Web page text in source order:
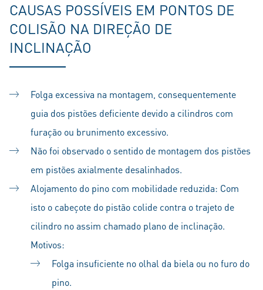
CAUSAS POSSÍVEIS EM PONTOS DE
COLISÃO NA DIREÇÃO DE
INCLINAÇÃO
Folga excessiva na montagem, consequentemente
guia dos pistões deficiente devido a cilindros com
furação ou brunimento excessivo.
Não foi observado o sentido de montagem dos pistões
em pistões axialmente desalinhados.
Alojamento do pino com mobilidade reduzida: Com
isto o cabeçote do pistão colide contra o trajeto de
cilindro no assim chamado plano de inclinação.
Motivos:
Folga insuficiente no olhal da biela ou no furo do
pino.